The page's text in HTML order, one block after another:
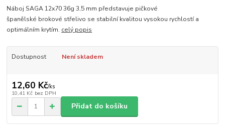
Náboj SAGA 12x70 36g 3,5 mm představuje pičkové
španělské brokové střelivo se stabilní kvalitou vysokou rychlostí a
optimálním krytím. celý popis
Dostupnost Není skladem
12,60 Kč/ks
10,41 Kč bez DPH
Přidat do košíku